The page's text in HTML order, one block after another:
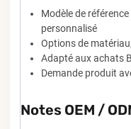
Modèle de
personnalisé
Options de
Adapté aux achats
Demande produit
Notes OEM /